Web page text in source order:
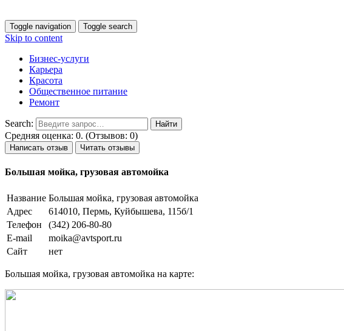
Toggle navigation Toggle search
Skip to content
Бизнес-услуги
Карьера
Красота
Общественное питание
Ремонт
Search:
Средняя оценка: 0. (Отзывов: 0)
Написать отзыв Читать отзывы
Большая мойка, грузовая автомойка
Название Большая мойка, грузовая автомойка
Адрес
614010, Пермь, Куйбышева, 115б/1
Телефон
(342) 206-80-80
E-mail
moika@avtsport.ru
Сайт
нет
Большая мойка, грузовая автомойка на карте: